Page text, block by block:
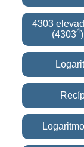
4303
(43034